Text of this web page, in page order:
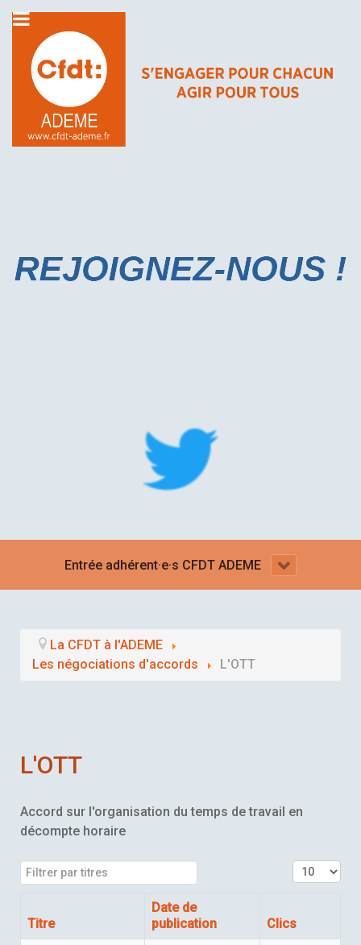
Entrée adhérent·e·s CFDT ADEME
La CFDT à l'ADEME
Les négociations d'accords
L'OTT
L'OTT
Accord sur l'organisation du temps de travail en
décompte horaire
Filtrer par titres Affichage
Titre
Date de
publication
Clics